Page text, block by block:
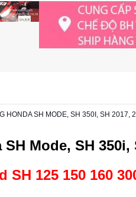
HONDA SH MODE, SH 350I, SH 2017,
Mode, SH 350i,
125 150 160